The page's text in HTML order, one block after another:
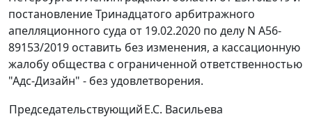
постановление Тринадцатого арбитражного
апелляционного суда от 19.02.2020 по делу N А56-
89153/2019 оставить без изменения, а кассационную
жалобу общества с ограниченной ответственностью
"Адс-Дизайн" - без удовлетворения.
ПредседательствующийЕ.С. Васильева